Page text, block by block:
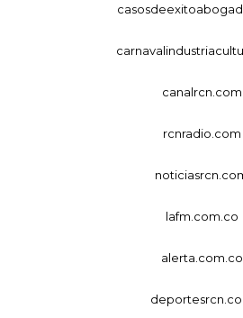
canalrcn.com
rcnradio.com
lafm.com.co
alerta.com.co